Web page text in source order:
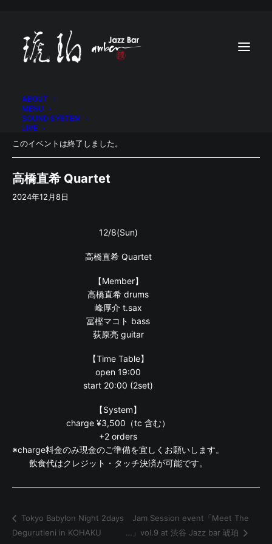
ABOUT
MENU
SOUND SYSTEM
LIVE
このイベントは終了しました。
高橋直希 Quartet
2024年12月8日
12/8(Sun)
高橋直希 Quartet
【Member】
高橋直希 drums
峰厚介 t.sax
冨樫マコト bass
荻原亮 guitar
【Time Table】
open 19:00
start 20:00 (2set)
【System】
charge ¥3,500（tc 含む）
+2 orders
※charge料金のみ現金のご準備を宜しくお願いします。
飲食代はクレジット・タッチ決済が可能です。
Tokyo Babylon Night 2days
Degurutieni in KOHAKU
Jam Session event「Meet The
…」vol.9 at 渋谷 Jazz bar 琥珀